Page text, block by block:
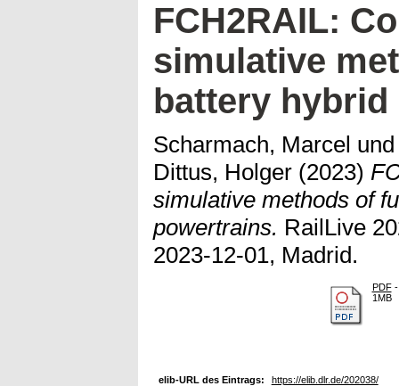
FCH2RAIL:
simulative
battery
Scharmach, Marcel
Dittus, Holger (2023)
simulative methods of
powertrains. RailLive
2023-12-01, Madrid.
PDF-
1MB
elib-URL des Eintrags:
https://elib.dlr.de/202038/